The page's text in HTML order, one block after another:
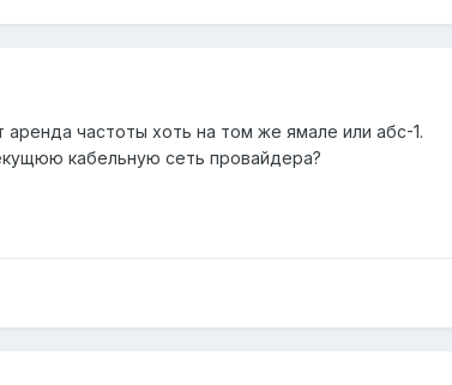
частоты хоть на том же ямале или абс-1.
кабельную сеть провайдера?